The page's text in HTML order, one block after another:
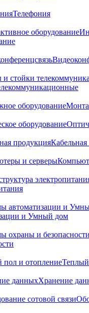
Телефония
и Умный дом
Хранение